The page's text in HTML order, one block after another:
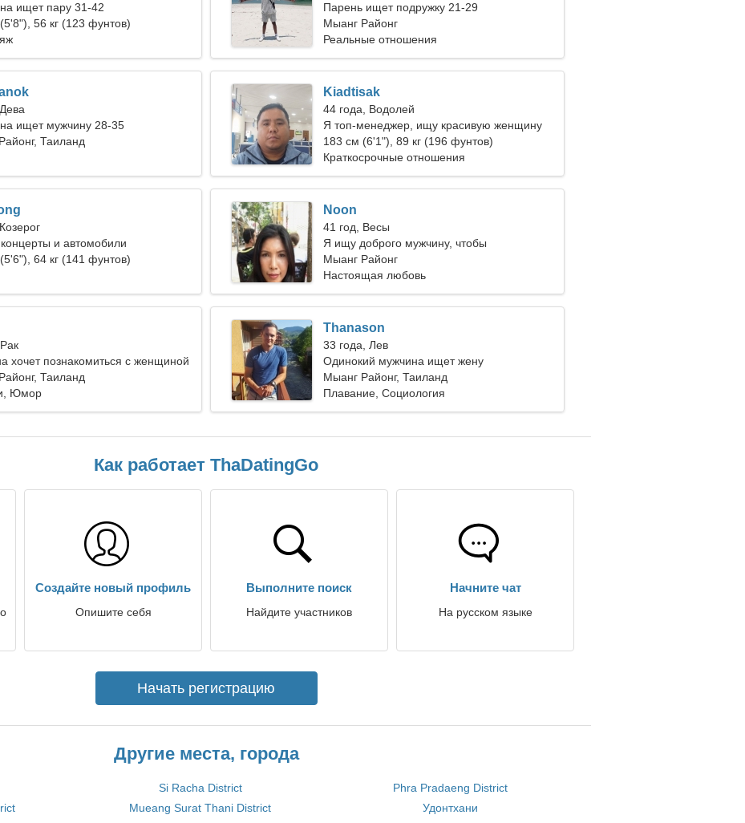
ищет пару 31-42
56 кг (123 фунтов)
Парень ищет подружку 21-29
Мыанг Районг
Реальные отношения
ищет мужчину 28-35
Таиланд
Kiadtisak
44 года, Водолей
Я топ-менеджер, ищу красивую женщину
183 см (6'1"), 89 кг (196 фунтов)
Краткосрочные отношения
и автомобили
64 кг (141 фунтов)
Noon
41 год, Весы
Я ищу доброго мужчину, чтобы
путешествовать вместе
Мыанг Районг
Настоящая любовь
хочет познакомиться с женщиной
Таиланд
Юмор
Thanason
33 года, Лев
Одинокий мужчина ищет жену
Мыанг Районг, Таиланд
Плавание, Социология
Как работает ThaDatingGo
Создайте новый профиль
Опишите себя
Выполните поиск
Найдите участников
Начните чат
На русском языке
Начать регистрацию
Другие места, города
Si Racha District
Phra Pradaeng District
Mueang Surat Thani District
Удонтхани